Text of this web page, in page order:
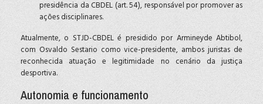
presidência da CBDEL (art. 54), responsável por promover as
ações disciplinares.
Atualmente, o STJD-CBDEL é presidido por Armineyde Abtibol,
com Osvaldo Sestario como vice-presidente, ambos juristas de
reconhecida atuação e legitimidade no cenário da justiça
desportiva.
Autonomia e funcionamento